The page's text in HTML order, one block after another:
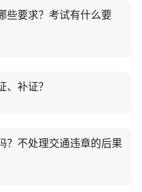
些要求？考试有什么要
、补证？
？不处理交通违章的后果